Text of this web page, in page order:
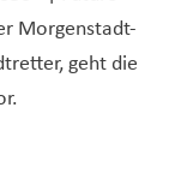
Morgenstadt-
geht die